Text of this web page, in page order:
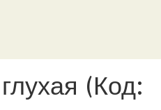
(Код: